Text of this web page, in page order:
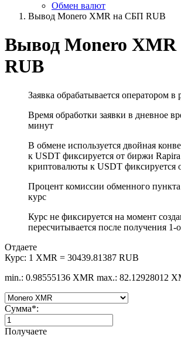
Обмен валют
Вывод Monero XMR на СБП RUB
Вывод Monero
RUB
Заявка обрабатывается оператором
Время обработки заявки в дневное
минут
В обмене используется двойная
к USDT фиксируется от биржи
криптовалюты к USDT фиксируется
Процент комиссии обменного
курс
Курс не фиксируется на момент
пересчитывается после получения 1-
Отдаете
Курс: 1 XMR = 30439.81387 RUB
min.: 0.98555136 XMR max.: 82.12928012
Сумма*:
Получаете